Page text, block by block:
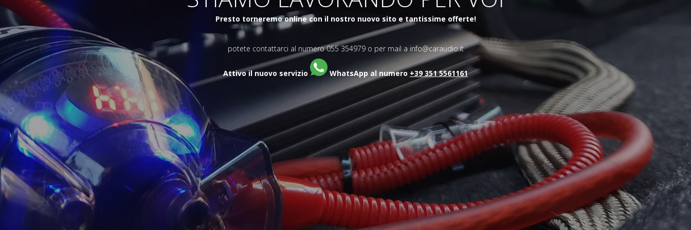
Presto torneremo online con il nostro nuovo sito e tantissime offerte!
potete contattarci al numero 055 354979 o per mail a info@caraudio.it
Attivo il nuovo servizio WhatsApp al numero +39 351 5561161